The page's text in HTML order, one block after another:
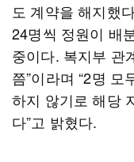
도 계약을 해지했
24명씩 정원이 배
중이다. 복지부 관
쯤”이라며 “2명
하지 않기로 해당
다”고 밝혔다.